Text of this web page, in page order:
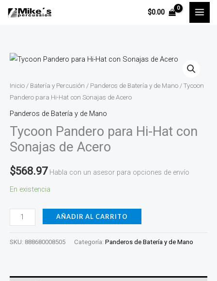
$0.00
Inicio / Batería y Percusión / Panderos de Batería y de Mano / Tycoon
Pandero para Hi-Hat con Sonajas de Acero
Panderos de Batería y de Mano
Tycoon Pandero para Hi-Hat con
Sonajas de Acero
$568.97 Habla con un asesor para opciones de envío
En existencia
Tycoon
para
Hi-
Hat
con
Sonajas
de
Acero
cantidad
AÑADIR AL CARRITO
SKU: 888680008505 Categoría: Panderos de Batería y de Mano